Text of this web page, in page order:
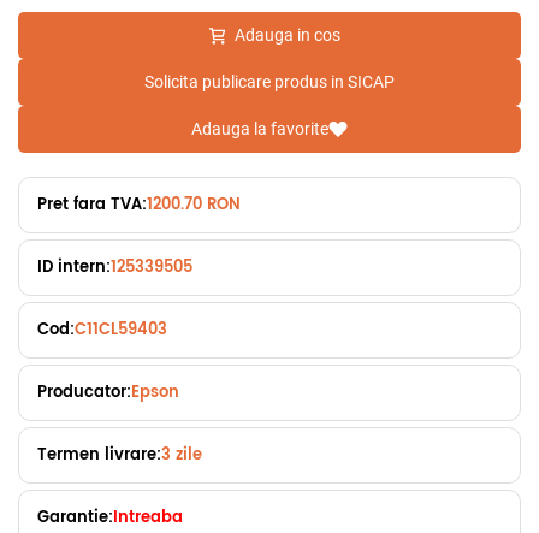
Adauga in cos
Solicita publicare produs in SICAP
Adauga la favorite
Pret fara TVA:1200.70 RON
ID intern:125339505
Cod:C11CL59403
Producator:Epson
Termen livrare:3 zile
Garantie:Intreaba